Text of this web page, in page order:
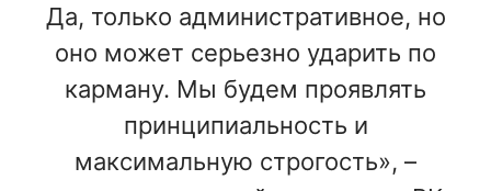
Да, только административное, но
оно может серьезно ударить по
карману. Мы будем проявлять
принципиальность и
максимальную строгость», –